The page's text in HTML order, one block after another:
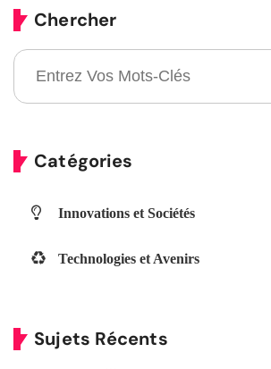
Chercher
Catégories
Innovations et Sociétés
Technologies et Avenirs
Sujets Récents